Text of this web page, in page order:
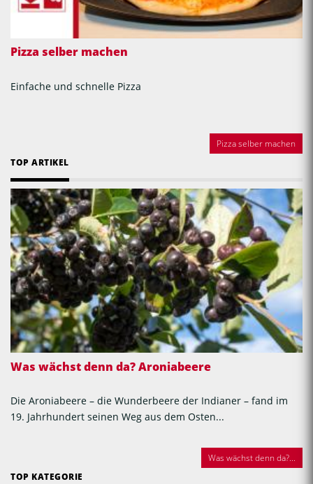
Pizza selber machen
Einfache und schnelle Pizza
Pizza selber machen
TOP ARTIKEL
Was wächst denn da? Aroniabeere
Die Aroniabeere – die Wunderbeere der Indianer – fand im
19. Jahrhundert seinen Weg aus dem Osten...
Was wächst denn da?...
TOP KATEGORIE